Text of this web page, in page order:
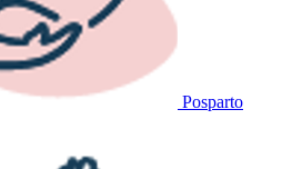
Posparto